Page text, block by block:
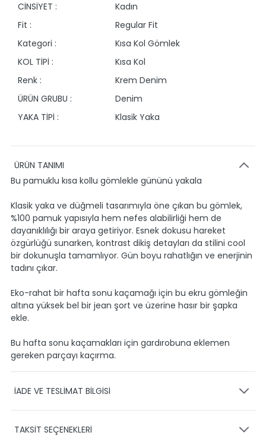
CİNSİYET :
Kadın
Fit :
Regular Fit
Kategori :
Kısa Kol Gömlek
KOL TİPİ :
Kısa Kol
Renk :
Krem Denim
ÜRÜN GRUBU :
Denim
YAKA TİPİ :
Klasik Yaka
ÜRÜN TANIMI
Bu pamuklu kısa kollu gömlekle gününü yakala
Klasik yaka ve düğmeli tasarımıyla öne çıkan bu gömlek,
%100 pamuk yapısıyla hem nefes alabilirliği hem de
dayanıklılığı bir araya getiriyor. Esnek dokusu hareket
özgürlüğü sunarken, kontrast dikiş detayları da stilini cool
bir dokunuşla tamamlıyor. Gün boyu rahatlığın ve enerjinin
tadını çıkar.
Eko-rahat bir hafta sonu kaçamağı için bu ekru gömleğin
altına yüksek bel bir jean şort ve üzerine hasır bir şapka
ekle.
Bu hafta sonu kaçamakları için gardırobuna eklemen
gereken parçayı kaçırma.
İADE VE TESLİMAT BİLGİSİ
Ürünlerinizin gönderimini anlaşmalı olduğumuz PTT,
TAKSİT SEÇENEKLERİ